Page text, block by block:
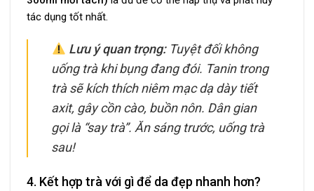
tác dụng tốt nhất.
Lưu ý quan trọng:Tuyệt đối không
uống trà khi bụng đang đói. Tanin trong
trà sẽ kích thích niêm mạc dạ dày tiết
axit, gây cồn cào, buồn nôn. Dân gian
gọi là “say trà”. Ăn sáng trước, uống trà
sau!
4. Kết hợp trà với gì để da đẹp nhanh hơn?